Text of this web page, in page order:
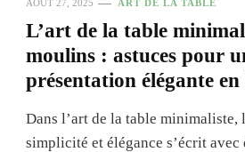
AOÛT 27, 2025 ART DE LA TABLE
L’art de la table
moulins : astuces pour
présentation élégante en
Dans l’art de la table minimaliste,
simplicité et élégance s’écrit avec